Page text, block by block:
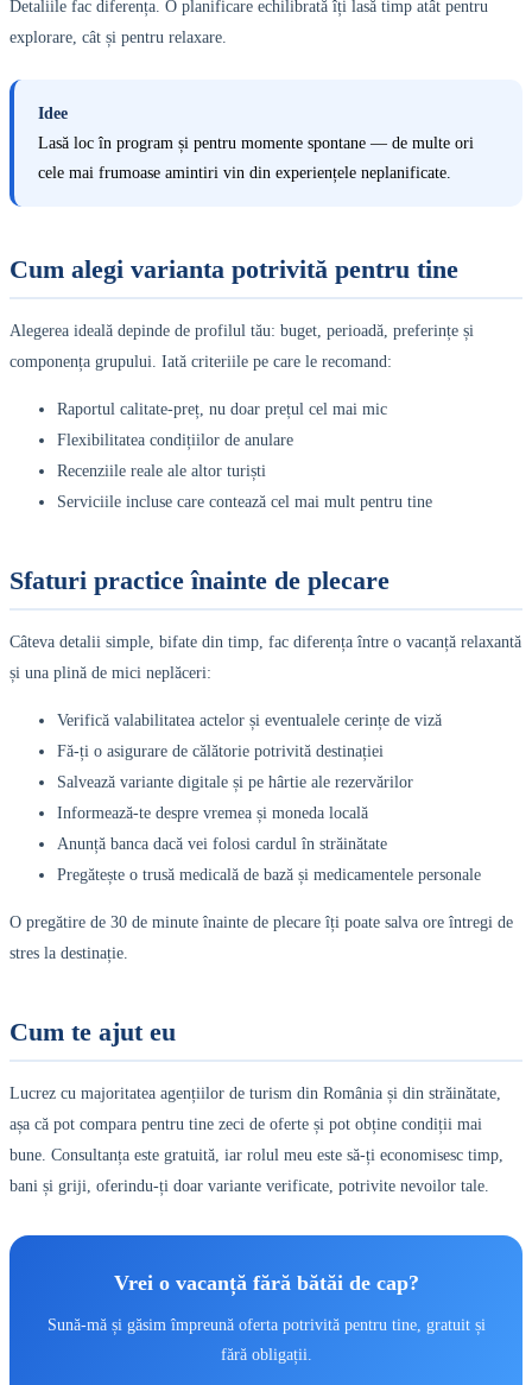
Detaliile fac diferența. O planificare echilibrată îți lasă timp atât pentru
explorare, cât și pentru relaxare.
Idee
Lasă loc în program și pentru momente spontane — de multe ori
cele mai frumoase amintiri vin din experiențele neplanificate.
Cum alegi varianta potrivită pentru tine
Alegerea ideală depinde de profilul tău: buget, perioadă, preferințe și
componența grupului. Iată criteriile pe care le recomand:
Raportul calitate-preț, nu doar prețul cel mai mic
Flexibilitatea condițiilor de anulare
Recenziile reale ale altor turiști
Serviciile incluse care contează cel mai mult pentru tine
Sfaturi practice înainte de plecare
Câteva detalii simple, bifate din timp, fac diferența între o vacanță relaxantă
și una plină de mici neplăceri:
Verifică valabilitatea actelor și eventualele cerințe de viză
Fă-ți o asigurare de călătorie potrivită destinației
Salvează variante digitale și pe hârtie ale rezervărilor
Informează-te despre vremea și moneda locală
Anunță banca dacă vei folosi cardul în străinătate
Pregătește o trusă medicală de bază și medicamentele personale
O pregătire de 30 de minute înainte de plecare îți poate salva ore întregi de
stres la destinație.
Cum te ajut eu
Lucrez cu majoritatea agențiilor de turism din România și din străinătate,
așa că pot compara pentru tine zeci de oferte și pot obține condiții mai
bune. Consultanța este gratuită, iar rolul meu este să-ți economisesc timp,
bani și griji, oferindu-ți doar variante verificate, potrivite nevoilor tale.
Vrei o vacanță fără bătăi de cap?
Sună-mă și găsim împreună oferta potrivită pentru tine, gratuit și
fără obligații.